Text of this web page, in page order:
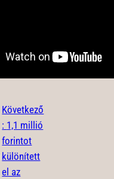
Következő
: 1,1 millió
forintot
különített
el az